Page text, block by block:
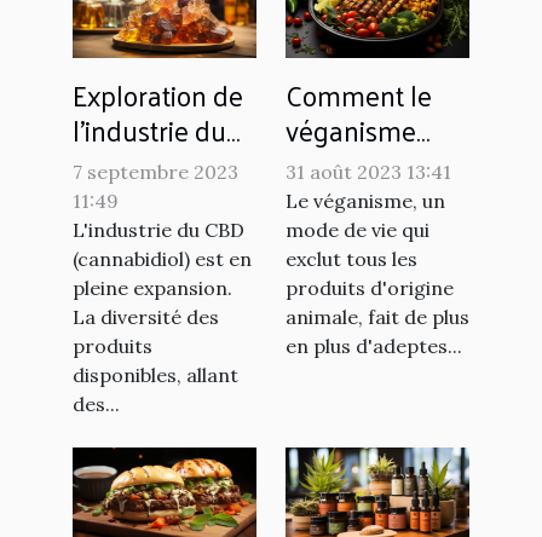
Exploration de
l'industrie du
CBD : un
aperçu du
marché des
résines et du
hash
7 septembre 2023
11:49
L'industrie du CBD
(cannabidiol) est en
pleine expansion.
La diversité des
produits
disponibles, allant
des...
Comment le
véganisme
influence le
marché de
l'alimentation
31 août 2023 13:41
Le véganisme, un
mode de vie qui
exclut tous les
produits d'origine
animale, fait de plus
en plus d'adeptes...